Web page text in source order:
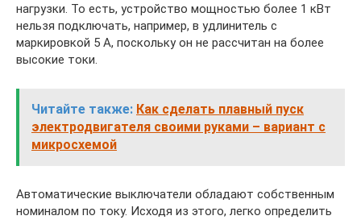
нагрузки. То есть, устройство мощностью более 1 кВт
нельзя подключать, например, в удлинитель с
маркировкой 5 А, поскольку он не рассчитан на более
высокие токи.
Читайте также: Как сделать плавный пуск
электродвигателя своими руками – вариант с
микросхемой
Автоматические выключатели обладают собственным
номиналом по току. Исходя из этого, легко определить